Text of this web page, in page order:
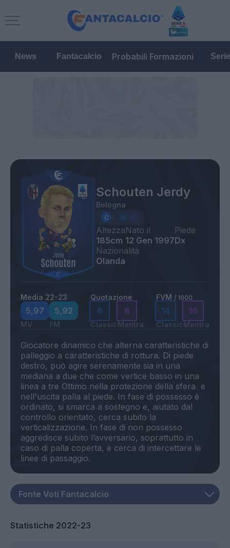
News Fantacalcio Probabili Formazioni
Schouten Jerdy
Bologna
Altezza
185cm
Nato il
12 Gen 1997
Piede
Dx
Nazionalità
Olanda
Media 22-23
5,97
MV
5,92
FM
Quotazione
8
Classic
8
Mantra
FVM / 1000
14
Classic
16
Mantra
Giocatore dinamico che alterna caratteristiche di
palleggio a caratteristiche di rottura. Di piede
destro, può agire serenamente sia in una
mediana a due che come vertice basso in una
linea a tre Ottimo nella protezione della sfera e
nell'uscita palla al piede. In fase di possesso è
ordinato, si smarca a sostegno e, aiutato dal
controllo orientato, cerca subito la
verticalizzazione. In fase di non possesso
aggredisce subito l’avversario, soprattutto in
caso di palla coperta, e cerca di intercettare le
Statistiche 2022-23